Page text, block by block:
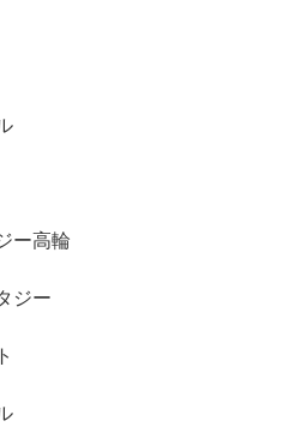
ー高輪
ジー